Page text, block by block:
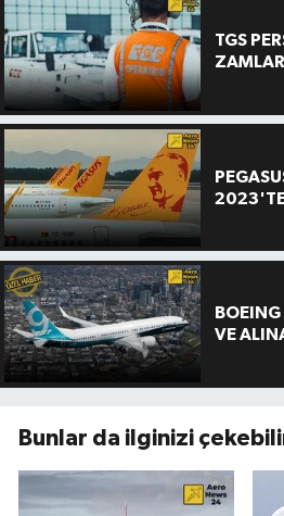
TGS
2023'TE
VE
Bunlar da ilginizi